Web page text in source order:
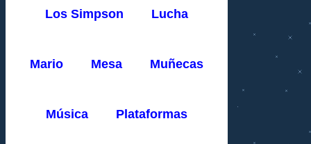
Los Simpson Lucha
Mario Mesa Muñecas
Música Plataformas